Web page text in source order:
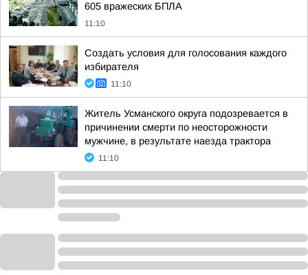
605 вражеских БПЛА
11:10
Создать условия для голосования каждого
избирателя
11:10
Житель Усманского округа подозревается в
причинении смерти по неосторожности
мужчине, в результате наезда трактора
11:10